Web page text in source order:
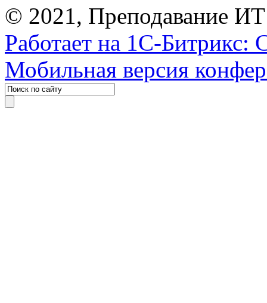
© 2021, Преподавание
Работает на 1С-Битрикс:
Мобильная версия